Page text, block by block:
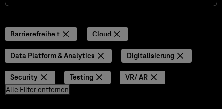
Barrierefreiheit Cloud
Data Platform & Analytics Digitalisierung
Security Testing
VR/ AR
Alle Filter entfernen